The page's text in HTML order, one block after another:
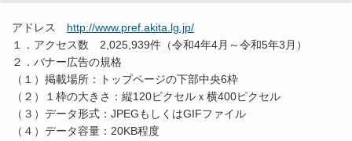
アドレス http://www.pref.akita.lg.jp/
１．アクセス数 2,025,939件（令和4年4月～令和5年3月）
２．バナー広告の規格
（１）掲載場所：トップページの下部中央6枠
（２）１枠の大きさ：縦120ピクセルｘ横400ピクセル
（３）データ形式：JPEGもしくはGIFファイル
（４）データ容量：20KB程度